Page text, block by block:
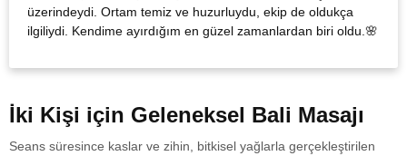
üzerindeydi. Ortam temiz ve huzurluydu, ekip de oldukça
ilgiliydi. Kendime ayırdığım en güzel zamanlardan biri oldu.🌸
İki Kişi için Geleneksel Bali Masajı
Seans süresince kaslar ve zihin, bitkisel yağlarla gerçekleştirilen